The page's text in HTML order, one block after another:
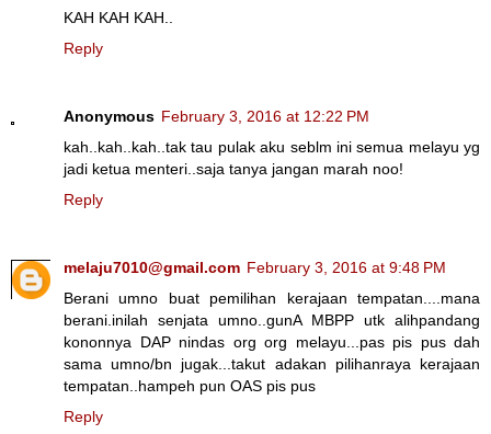
KAH KAH KAH..
Reply
Anonymous February 3, 2016 at 12:22 PM
kah..kah..kah..tak tau pulak aku seblm ini semua melayu yg
jadi ketua menteri..saja tanya jangan marah noo!
Reply
melaju7010@gmail.com February 3, 2016 at 9:48 PM
Berani umno buat pemilihan kerajaan tempatan....mana
berani.inilah senjata umno..gunA MBPP utk alihpandang
kononnya DAP nindas org org melayu...pas pis pus dah
sama umno/bn jugak...takut adakan pilihanraya kerajaan
tempatan..hampeh pun OAS pis pus
Reply